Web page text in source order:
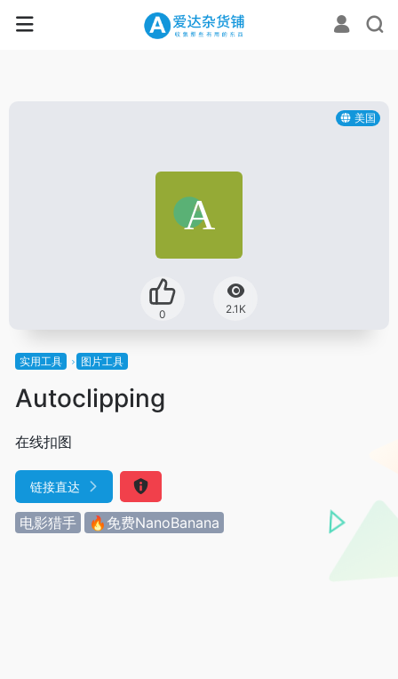
美国
0 2.1K
实用工具 图片工具
Autoclipping
在线扣图
链接直达
电影猎手 🔥免费NanoBanana